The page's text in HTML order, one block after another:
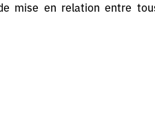
mise en relation entre